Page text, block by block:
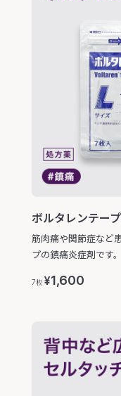
ボルタレンテー
筋肉痛や関節症など
プの鎮痛炎症剤です。
7枚 ¥1,600